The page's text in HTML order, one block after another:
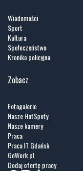
Wiadomości
Sport
Kultura
Społeczeństwo
Kronika policyjna
Zobacz
Fotogalerie
Nasze HotSpoty
Nasze kamery
Praca
Praca IT Gdańsk
GoWork.pl
Dodaj ofertę pracy